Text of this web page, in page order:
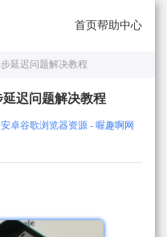
首页帮助中心
延迟问题解决教程
迟问题解决教程
卓谷歌浏览器资源 - 喔趣啊网